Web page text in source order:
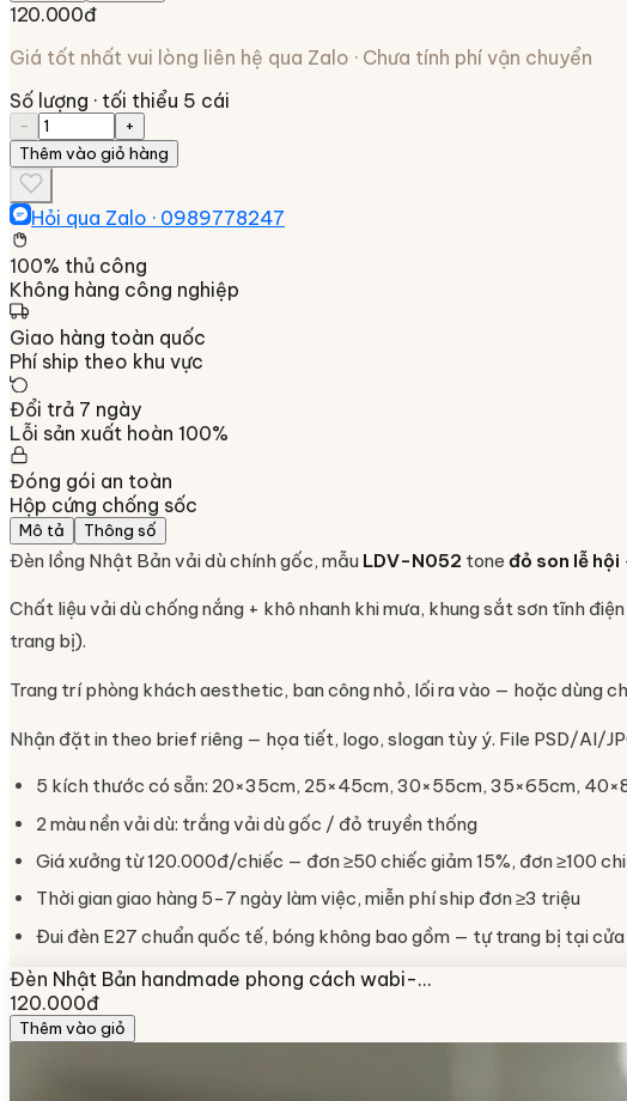
120.000đ
Giá tốt nhất vui lòng liên hệ qua Zalo · Chưa tính phí vận chuyển
Số lượng · tối thiểu 5 cái
−
+
Thêm vào giỏ hàng
Hỏi qua Zalo · 0989778247
100% thủ công
Không hàng công nghiệp
Giao hàng toàn quốc
Phí ship theo khu vực
Đổi trả 7 ngày
Lỗi sản xuất hoàn 100%
Đóng gói an toàn
Hộp cứng chống sốc
Mô tả Thông số
Đèn lồng Nhật Bản vải dù chính gốc, mẫu LDV-N052 tone đỏ son lễ hội
Chất liệu vải dù chống nắng + khô nhanh khi mưa, khung sắt sơn tĩnh
trang bị).
Trang trí phòng khách aesthetic, ban công nhỏ, lối ra vào — hoặc dùng
Nhận đặt in theo brief riêng — họa tiết, logo, slogan tùy ý. File PSD/AI/
5 kích thước có sẵn: 20×35cm, 25×45cm, 30×55cm, 35×65cm,
2 màu nền vải dù: trắng vải dù gốc / đỏ truyền thống
Giá xưởng từ 120.000đ/chiếc — đơn ≥50 chiếc giảm 15%, đơn ≥100
Thời gian giao hàng 5-7 ngày làm việc, miễn phí ship đơn ≥3 triệu
Đui đèn E27 chuẩn quốc tế, bóng không bao gồm — tự trang bị tại cửa
Đèn Nhật Bản handmade phong cách wabi-…
120.000đ
Thêm vào giỏ